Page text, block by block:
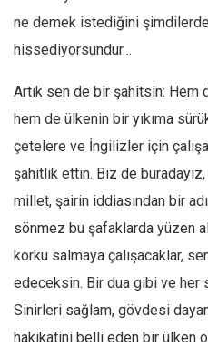
ne demek istediğini
hissediyorsundur…
Artık sen de bir şahitsin: Hem
hem de ülkenin bir yıkıma
çetelere ve İngilizler için
şahitlik ettin. Biz de
millet, şairin iddiasından bir
sönmez bu şafaklarda yüzen
korku salmaya çalışacaklar,
edeceksin. Bir dua gibi ve her
Sinirleri sağlam, gövdesi
hakikatini belli eden bir ülken